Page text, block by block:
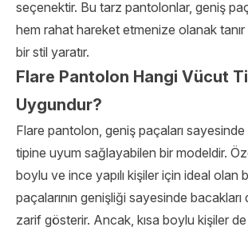
seçenektir. Bu tarz pantolonlar, geniş
hem rahat hareket etmenize olanak
bir stil yaratır.
Flare Pantolon Hangi Vücut
Uygundur?
Flare pantolon, geniş paçaları
tipine uyum sağlayabilen bir modeldir.
boylu ve ince yapılı kişiler için ideal olan
paçalarının genişliği sayesinde
zarif gösterir. Ancak, kısa boylu kişiler de